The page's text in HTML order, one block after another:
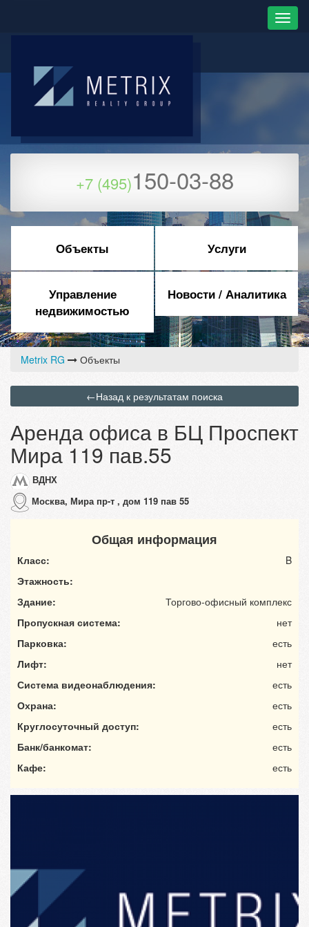
+7 (495)150-03-88
Объекты Услуги
Управление
недвижимостью
Новости / Аналитика
Metrix RG Объекты
←Назад к результатам поиска
Аренда офиса в БЦ Проспект
Мира 119 пав.55
ВДНХ
Москва, Мира пр-т , дом 119 пав 55
Общая информация
Класс:
B
Этажность:
Здание:
Торгово-офисный комплекс
Пропускная система:
нет
Парковка:
есть
Лифт:
нет
Система видеонаблюдения:
есть
Охрана:
есть
Круглосуточный доступ:
есть
Банк/банкомат:
есть
Кафе:
есть